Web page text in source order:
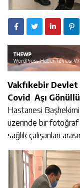
Vakfıkebir Devlet
Covid Aşı
Hastanesi
üzerinde bir fotoğraf
sağlık çalışanları